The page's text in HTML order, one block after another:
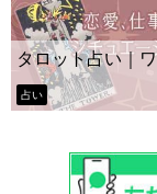
タロット占い｜
占い